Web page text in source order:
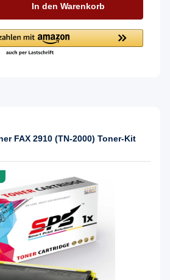
In den Warenkorb
FAX 2910 (TN-2000) Toner-Kit